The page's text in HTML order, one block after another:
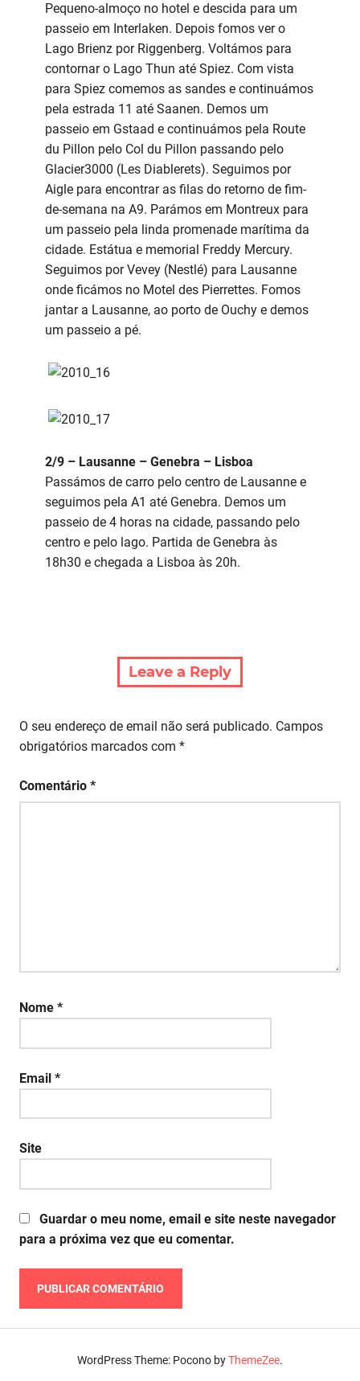
Pequeno-almoço no hotel e descida para um
passeio em Interlaken. Depois fomos ver o
Lago Brienz por Riggenberg. Voltámos para
contornar o Lago Thun até Spiez. Com vista
para Spiez comemos as sandes e continuámos
pela estrada 11 até Saanen. Demos um
passeio em Gstaad e continuámos pela Route
du Pillon pelo Col du Pillon passando pelo
Glacier3000 (Les Diablerets). Seguimos por
Aigle para encontrar as filas do retorno de fim-
de-semana na A9. Parámos em Montreux para
um passeio pela linda promenade marítima da
cidade. Estátua e memorial Freddy Mercury.
Seguimos por Vevey (Nestlé) para Lausanne
onde ficámos no Motel des Pierrettes. Fomos
jantar a Lausanne, ao porto de Ouchy e demos
um passeio a pé.
2/9 – Lausanne – Genebra – Lisboa
Passámos de carro pelo centro de Lausanne e
seguimos pela A1 até Genebra. Demos um
passeio de 4 horas na cidade, passando pelo
centro e pelo lago. Partida de Genebra às
18h30 e chegada a Lisboa às 20h.
Leave a Reply
O seu endereço de email não será publicado. Campos
obrigatórios marcados com *
Comentário *
Nome *
Email *
Site
Guardar o meu nome, email e site neste navegador
para a próxima vez que eu comentar.
WordPress Theme: Pocono byThemeZee.